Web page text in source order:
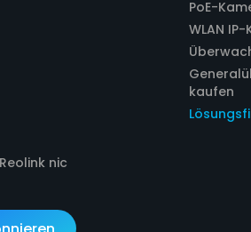
nic
PoE-
WLAN
kaufen